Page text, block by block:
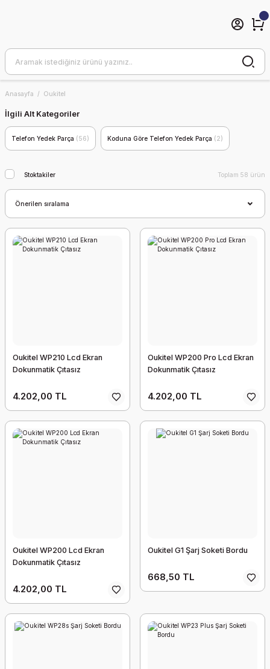
Anasayfa Oukitel
İlgili Alt Kategoriler
Telefon Yedek Parça (56) Koduna Göre Telefon Yedek Parça (2)
Stoktakiler Toplam 58 ürün
Oukitel WP210 Lcd Ekran
Dokunmatik Çıtasız
4.202,00 TL
Oukitel WP200 Pro Lcd Ekran
Dokunmatik Çıtasız
4.202,00 TL
Oukitel WP200 Lcd Ekran
Dokunmatik Çıtasız
4.202,00 TL
Oukitel G1 Şarj Soketi Bordu
668,50 TL